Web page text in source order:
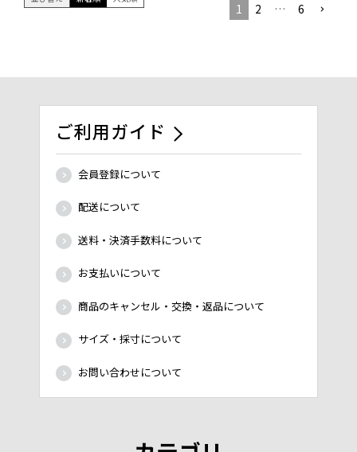
1 2 … 6
ご利用ガイド
会員登録について
配送について
送料・決済手数料について
お支払いについて
商品のキャンセル・交換・返品について
サイズ・採寸について
お問い合わせについて